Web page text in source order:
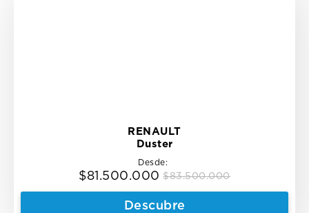
RENAULT
Duster
Desde:
$83.500.000
Original
price
$81.500.000
Current
price
Descubre